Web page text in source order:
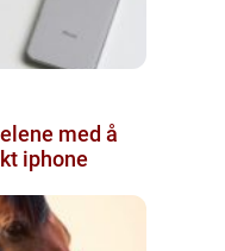
med å
iphone